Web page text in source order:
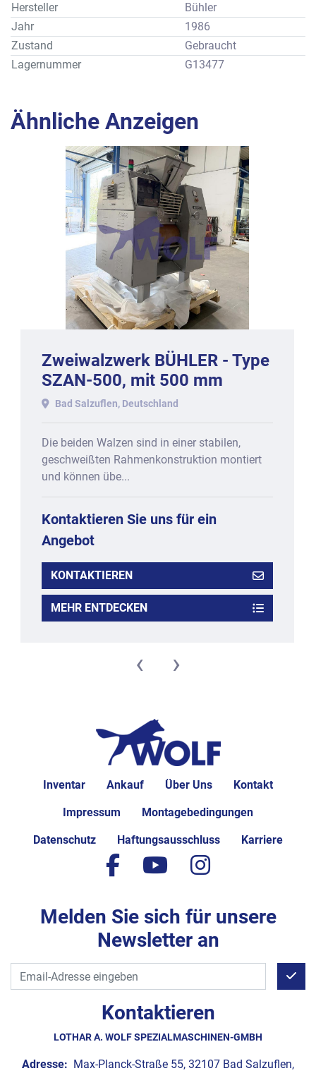
Hersteller
Bühler
Jahr
1986
Zustand
Gebraucht
Lagernummer
G13477
Ähnliche Anzeigen
Zweiwalzwerk BÜHLER - Type
SZAN-500, mit 500 mm
Arbeitsbreite.
Bad Salzuflen, Deutschland
Die beiden Walzen sind in einer stabilen,
geschweißten Rahmenkonstruktion montiert
und können übe...
Kontaktieren Sie uns für ein
Angebot
KONTAKTIEREN
MEHR ENTDECKEN
‹ ›
Inventar Ankauf Über Uns Kontakt
Impressum Montagebedingungen
Datenschutz Haftungsausschluss Karriere
Kontaktieren
LOTHAR A. WOLF SPEZIALMASCHINEN-GMBH
Adresse: Max-Planck-Straße 55, 32107 Bad Salzuflen,
facebook
youtubeinstagram
Melden Sie sich für unsere
Newsletter an